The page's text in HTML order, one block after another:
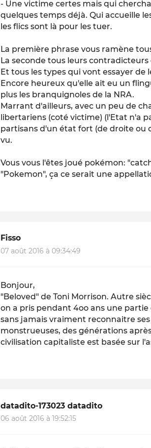
- Une victime certes mais qui
quelques temps déjà. Qui accueille
les flics sont là pour les tuer.
La première phrase vous ramène
La seconde tous leurs
Et tous les types qui vont essayer de
Encore heureux qu'elle ait eu un
plus les branquignoles de la NRA.
Marrant d'ailleurs, avec un peu de
libertariens (coté victime) (l'Etat n'a
partisans d'un état fort (de droite ou
vu.
Vous vous l'êtes joué pokémon:
"Pokemon", ça ce serait une
Fisso
07 août 2016 à 09:34:49
Bonjour,
"Beloved" de Toni Morrison. Autre
on a pris pendant 4oo ans une
sans jamais vraiment reconnaitre
monstrueuses, des générations
civilisation capitaliste est basée sur
datadito-173023 datadito
06 août 2016 à 19:52:15